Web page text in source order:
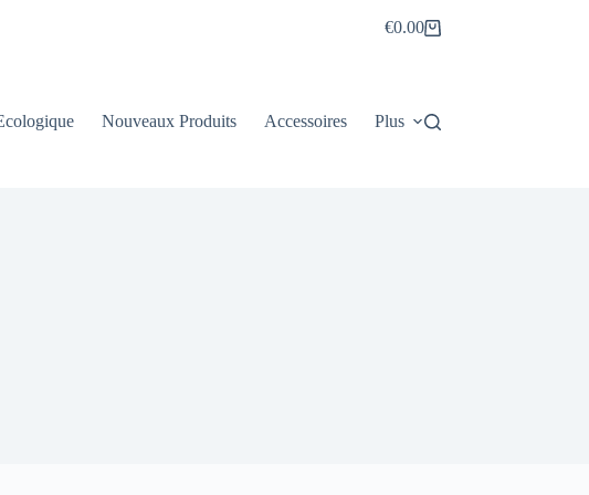
Panier
€0.00
Nouveaux Produits Accessoires Plus